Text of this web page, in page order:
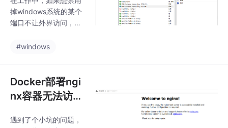
以ping通物理主机了。
掉windows系统的某个
端口不让外界访问，该
#windows
Docker部署ngi
nx容器无法访问
遇到了个小坑的问题，